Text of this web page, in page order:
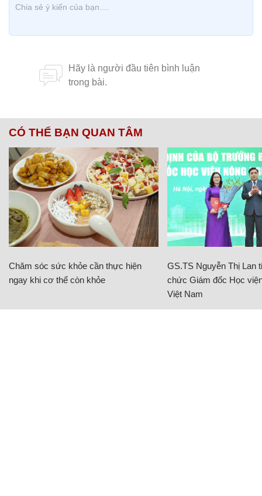
CÓ THỂ BẠN QUAN TÂM
Chăm sóc sức khỏe cần thực hiện
ngay khi cơ thể còn khỏe
GS.TS Nguyễn Thị Lan
chức Giám đốc Học
Việt Nam